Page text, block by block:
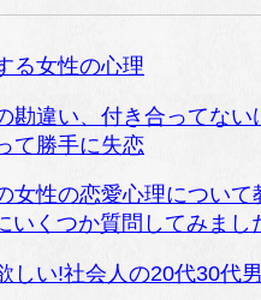
る女性の心理
勘違い、付き合ってない
て勝手に失恋
女性の恋愛心理について
いくつか質問してみまし
しい!社会人の20代30代